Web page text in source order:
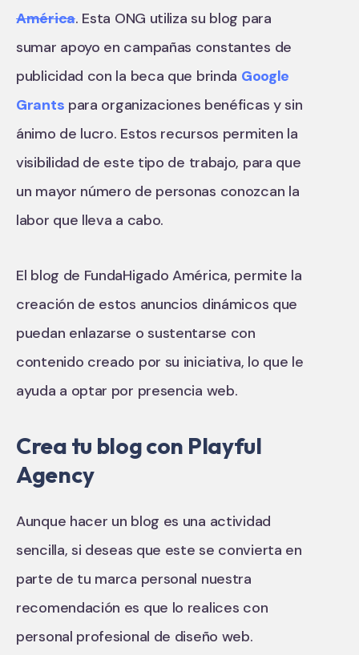
América. Esta ONG utiliza su blog para
sumar apoyo en campañas constantes de
publicidad con la beca que brinda Google
Grants para organizaciones benéficas y sin
ánimo de lucro. Estos recursos permiten la
visibilidad de este tipo de trabajo, para que
un mayor número de personas conozcan la
labor que lleva a cabo.
El blog de FundaHigado América, permite la
creación de estos anuncios dinámicos que
puedan enlazarse o sustentarse con
contenido creado por su iniciativa, lo que le
ayuda a optar por presencia web.
Crea tu blog con Playful
Agency
Aunque hacer un blog es una actividad
sencilla, si deseas que este se convierta en
parte de tu marca personal nuestra
recomendación es que lo realices con
personal profesional de diseño web.